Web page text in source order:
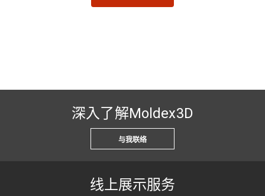
深入了解Moldex3D
与我联络
线上展示服务